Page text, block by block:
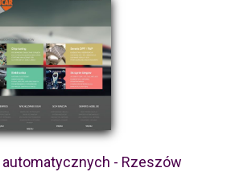
- Rzeszów